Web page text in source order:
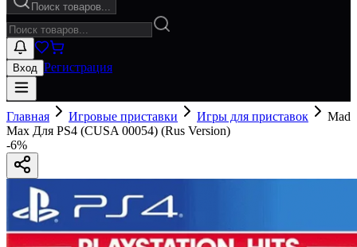
Поиск товаров...
Вход Регистрация
Главная Игровые приставки Игры для приставок
Mad
Max Для PS4 (CUSA 00054) (Rus Version)
-6%